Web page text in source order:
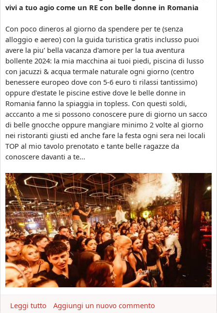
r
t
a
n
e
l
l
e
d
o
n
n
e
d
a
c
o
o
s
c
e
r
e
w
e
n
i
n
R
o
m
a
n
i
a
2
0
4
c
o
n
b
e
l
e
d
o
vivi a tuo agio come un RE con belle donne in Romania
Con poco dineros al giorno da spendere per te (senza
alloggio e aereo) con la guida turistica gratis inclusso puoi
avere la piu' bella vacanza d'amore per la tua aventura
bollente 2024: la mia macchina ai tuoi piedi, piscina di lusso
con jacuzzi & acqua termale naturale ogni giorno (centro
benessere europeo dove con 5-6 euro ti rilassi tantissimo)
oppure d'estate le piscine estive dove le belle donne in
Romania fanno la spiaggia in topless. Con questi soldi,
acccanto a me si possono conoscere pure di giorno un sacco
di belle gnocche oppure mangiare minimo 2 volte al giorno
nei ristoranti giusti ed anche fare la festa ogni sera nei locali
TOP al mio tavolo prenotato e tante belle ragazze da
conoscere davanti a te...
Leggi tutto Aggiungi un nuovo commento